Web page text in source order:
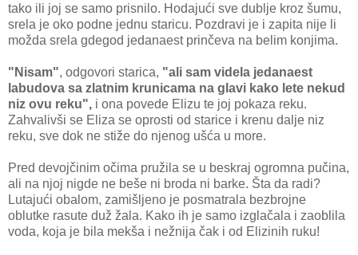
tako ili joj se samo prisnilo. Hodajući sve dublje kroz šumu,
srela je oko podne jednu staricu. Pozdravi je i zapita nije li
možda srela gdegod jedanaest prinčeva na belim konjima.
"Nisam", odgovori starica, "ali sam videla jedanaest
labudova sa zlatnim krunicama na glavi kako lete nekud
niz ovu reku", i ona povede Elizu te joj pokaza reku.
Zahvalivši se Eliza se oprosti od starice i krenu dalje niz
reku, sve dok ne stiže do njenog ušća u more.
Pred devojčinim očima pružila se u beskraj ogromna pučina,
ali na njoj nigde ne beše ni broda ni barke. Šta da radi?
Lutajući obalom, zamišljeno je posmatrala bezbrojne
oblutke rasute duž žala. Kako ih je samo izglačala i zaoblila
voda, koja je bila mekša i nežnija čak i od Elizinih ruku!